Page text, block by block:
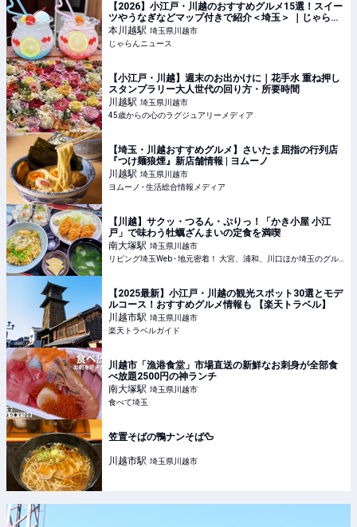
【2026】小江戸・川越のおすすめグルメ15選！スイー
ツやうなぎなどマップ付きで紹介＜埼玉＞ ｜じゃらん
ニュース
本川越駅 埼玉県川越市
じゃらんニュース
【小江戸・川越】週末のお出かけに｜花手水 重ね押し
スタンプラリー大人世代の回り方・所要時間
川越駅 埼玉県川越市
45歳からの心のラグジュアリーメディア
【埼玉・川越おすすめグルメ】さいたま屈指の行列店
『つけ麺狼煙』新店舗情報 | ヨムーノ
川越駅 埼玉県川越市
ヨムーノ - 生活総合情報メディア
【川越】サクッ・つるん・ぷりっ！「かき小屋 小江
戸」で味わう牡蠣ざんまいの定食を満喫
南大塚駅 埼玉県川越市
【2025最新】小江戸・川越の観光スポット30選とモデ
ルコース！おすすめグルメ情報も 【楽天トラベル】
川越市駅 埼玉県川越市
楽天トラベルガイド
川越市「漁港食堂」市場直送の新鮮なお刺身が全部食
べ放題2500円の神ランチ
南大塚駅 埼玉県川越市
食べて埼玉
笠置そばの鴨ナンそば🦆
川越市駅 埼玉県川越市